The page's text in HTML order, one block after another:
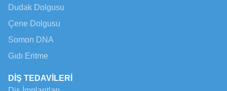
Dudak Dolgusu
Çene Dolgusu
Somon DNA
Gıdı Eritme
DİŞ TEDAVİLERİ